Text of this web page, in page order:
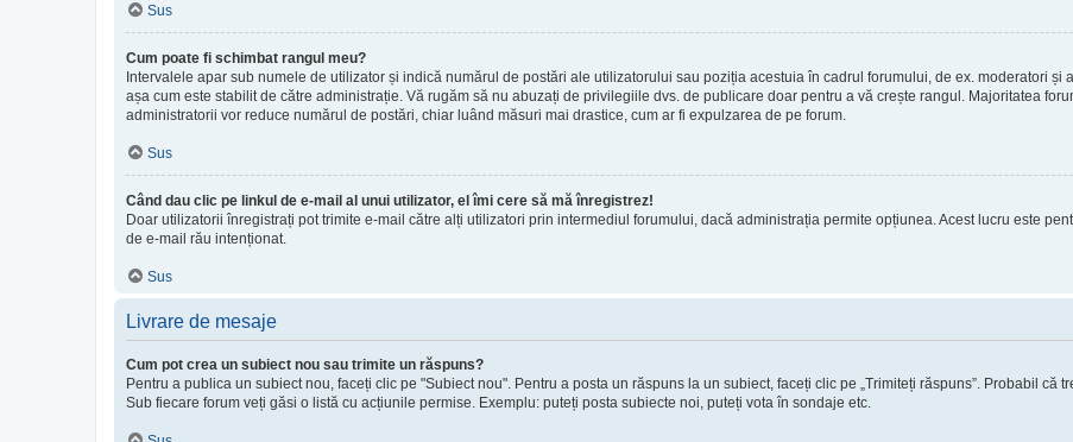
Sus
Cum poate fi schimbat rangul meu?
Intervalele apar sub numele de utilizator și indică numărul de postări ale utilizatorului sau poziția acestuia în cadrul forumului, de ex. moderatori și
așa cum este stabilit de către administrație. Vă rugăm să nu abuzați de privilegiile dvs. de publicare doar pentru a vă crește rangul. Majoritatea
administratorii vor reduce numărul de postări, chiar luând măsuri mai drastice, cum ar fi expulzarea de pe forum.
Sus
Când dau clic pe linkul de e-mail al unui utilizator, el îmi cere să mă înregistrez!
Doar utilizatorii înregistrați pot trimite e-mail către alți utilizatori prin intermediul forumului, dacă administrația permite opțiunea. Acest lucru este
de e-mail rău intenționat.
Sus
Livrare de mesaje
Cum pot crea un subiect nou sau trimite un răspuns?
Pentru a publica un subiect nou, faceți clic pe "Subiect nou". Pentru a posta un răspuns la un subiect, faceți clic pe „Trimiteți răspuns”. Probabil că
Sub fiecare forum veți găsi o listă cu acțiunile permise. Exemplu: puteți posta subiecte noi, puteți vota în sondaje etc.